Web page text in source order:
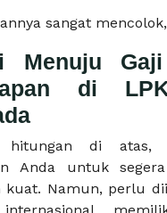
sangat
Menuju
di
hitungan di atas,
Anda untuk
kuat. Namun, perlu